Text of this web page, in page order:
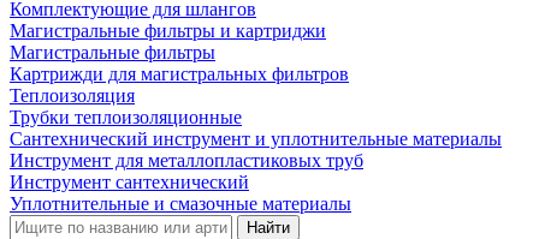
Комплектующие для шлангов
Магистральные фильтры и картриджи
Магистральные фильтры
Картрижди для магистральных фильтров
Теплоизоляция
Трубки теплоизоляционные
Сантехнический инструмент и уплотнительные материалы
Инструмент для металлопластиковых труб
Инструмент сантехнический
Уплотнительные и смазочные материалы
Найти